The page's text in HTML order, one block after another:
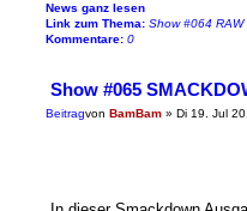
News ganz lesen
Link zum Thema: Show #064 RAW
Kommentare: 0
Show #065
Beitragvon BamBam » Di 19. Jul